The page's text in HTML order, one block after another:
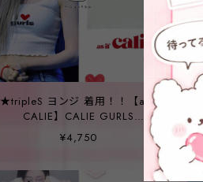
★tripleS ヨンジ 着用！！【asif
CALIE】CALIE GURLS
SLEEVELESS WHITE
¥4,750